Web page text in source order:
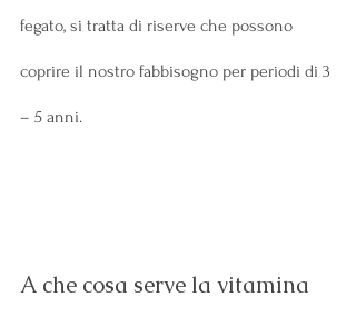
fegato, si tratta di riserve che possono
coprire il nostro fabbisogno per periodi di 3
– 5 anni.
A che cosa serve la vitamina